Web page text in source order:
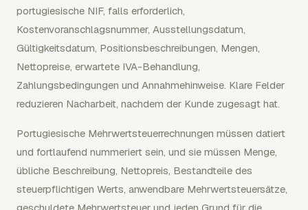
portugiesische NIF, falls erforderlich,
Kostenvoranschlagsnummer, Ausstellungsdatum,
Gültigkeitsdatum, Positionsbeschreibungen, Mengen,
Nettopreise, erwartete IVA-Behandlung,
Zahlungsbedingungen und Annahmehinweise. Klare Felder
reduzieren Nacharbeit, nachdem der Kunde zugesagt hat.
Portugiesische Mehrwertsteuerrechnungen müssen datiert
und fortlaufend nummeriert sein, und sie müssen Menge,
übliche Beschreibung, Nettopreis, Bestandteile des
steuerpflichtigen Werts, anwendbare Mehrwertsteuersätze,